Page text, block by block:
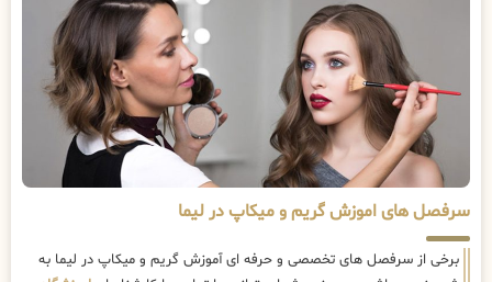
سرفصل های اموزش گریم و میکاپ در لیما
برخی از سرفصل های تخصصی و حرفه ای آموزش گریم و میکاپ در لیما به